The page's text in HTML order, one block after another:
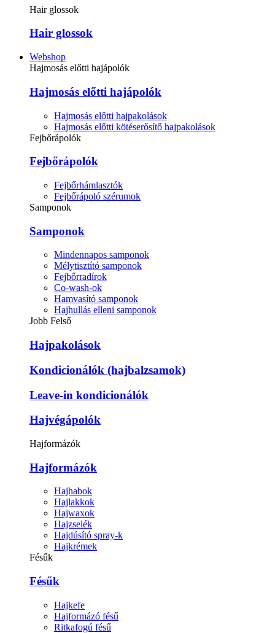
Hair glossok
Hair glossok
Webshop
Hajmosás előtti hajápolók
Hajmosás előtti hajápolók
Hajmosás előtti hajpakolások
Hajmosás előtti kötéserősítő hajpakolások
Fejbőrápolók
Fejbőrápolók
Fejbőrhámlasztók
Fejbőrápoló szérumok
Samponok
Samponok
Mindennapos samponok
Mélytisztító samponok
Fejbőrradírok
Co-wash-ok
Hamvasító samponok
Hajhullás elleni samponok
Jobb Felső
Hajpakolások
Kondicionálók (hajbalzsamok)
Leave-in kondicionálók
Hajvégápolók
Hajformázók
Hajformázók
Hajhabok
Hajlakkok
Hajwaxok
Hajzselék
Hajdúsító spray-k
Hajkrémek
Fésűk
Fésűk
Hajkefe
Hajformázó fésű
Ritkafogú fésű